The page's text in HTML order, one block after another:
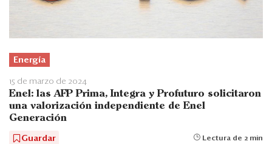
Energía
15 de marzo de 2024
Enel: las AFP Prima, Integra y Profuturo solicitaron
una valorización independiente de Enel
Generación
Guardar Lectura de 2 min